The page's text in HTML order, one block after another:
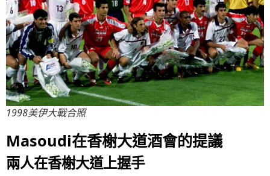
1998美伊大戰合照
Masoudi在香榭大道酒會的提議
兩人在香榭大道上握手